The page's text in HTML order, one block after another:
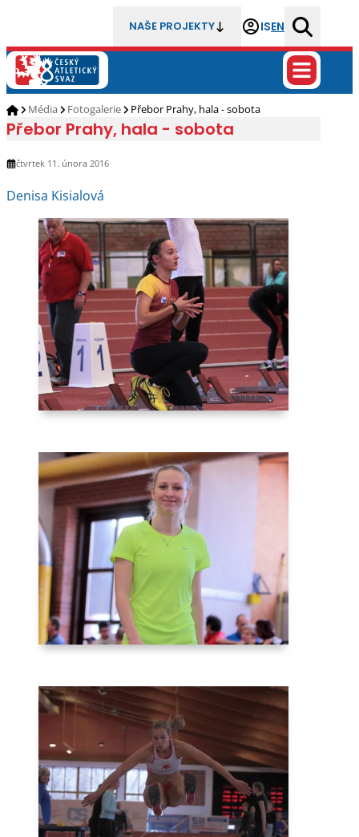
NAŠE PROJEKTY ISEN
Média Fotogalerie Přebor Prahy, hala - sobota
Přebor Prahy, hala - sobota
čtvrtek 11. února 2016
Denisa Kisialová